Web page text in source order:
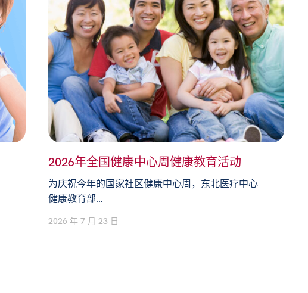
2026年全国健康中心周健康教育活动
为庆祝今年的国家社区健康中心周，东北医疗中心
健康教育部...
2026 年 7 月 23 日